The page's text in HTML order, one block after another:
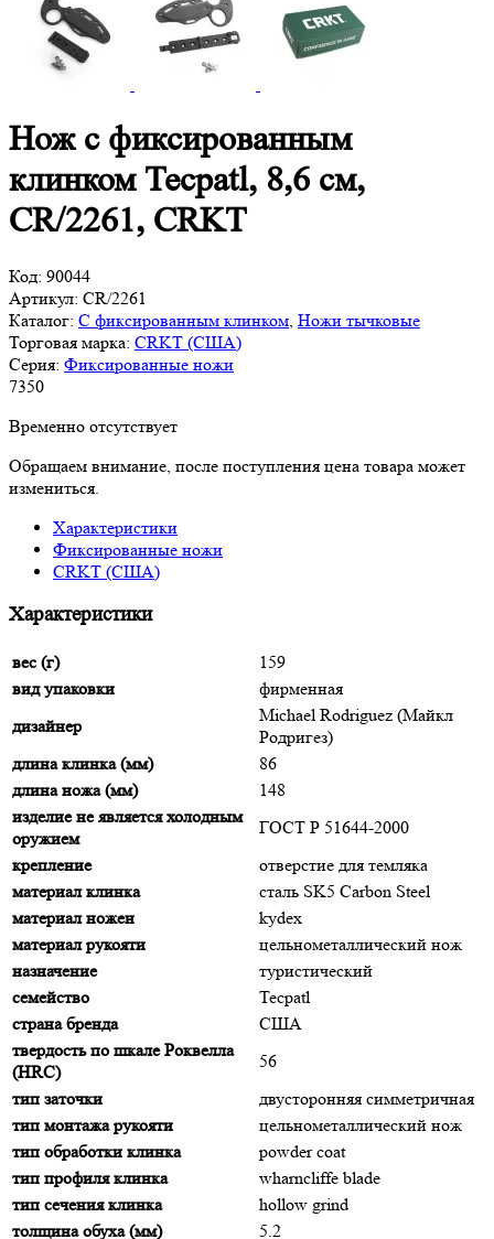
Нож c фиксированным
клинком Tecpatl, 8,6 см,
CR/2261, CRKT
Код: 90044
Артикул: CR/2261
Каталог: С фиксированным клинком Ножи тычковые
Торговая марка: CRKT (США)
Серия: Фиксированные ножи
7350
Временно отсутствует
Обращаем внимание, после поступления цена товара может
измениться.
Характеристики
Фиксированные ножи
CRKT (США)
Характеристики
вес (г)
159
вид упаковки
фирменная
дизайнер
Michael Rodriguez (Майкл
Родригез)
длина клинка (мм)
86
длина ножа (мм)
148
изделие не является холодным
оружием
ГОСТ Р 51644-2000
крепление
отверстие для темляка
материал клинка
сталь SK5 Carbon Steel
материал ножен
kydex
материал рукояти
цельнометаллический нож
назначение
туристический
семейство
Tecpatl
страна бренда
США
твердость по шкале Роквелла
(HRC)
56
тип заточки
двусторонняя симметричная
тип монтажа рукояти
цельнометаллический нож
тип обработки клинка
powder coat
тип профиля клинка
wharncliffe blade
тип сечения клинка
hollow grind
толщина обуха (мм)
5.2